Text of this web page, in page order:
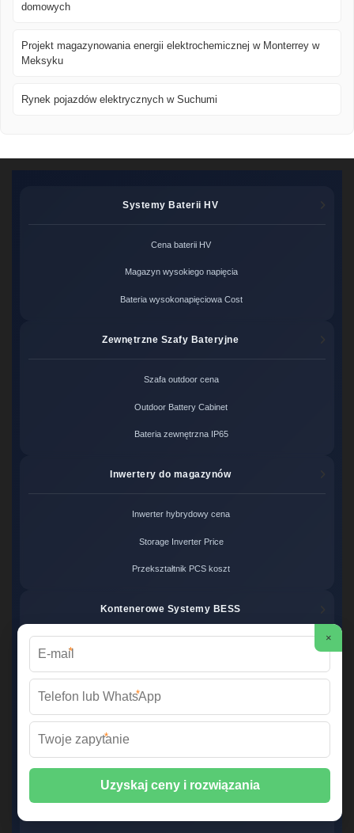
domowych
Projekt magazynowania energii elektrochemicznej w Monterrey w
Meksyku
Rynek pojazdów elektrycznych w Suchumi
Systemy Baterii HV
Cena baterii HV
Magazyn wysokiego napięcia
Bateria wysokonapięciowa Cost
Zewnętrzne Szafy Bateryjne
Szafa outdoor cena
Outdoor Battery Cabinet
Bateria zewnętrzna IP65
Inwertery do magazynów
Inwerter hybrydowy cena
Storage Inverter Price
Przekształtnik PCS koszt
Kontenerowe Systemy BESS
System BESS Price
Hurtownia Systemów OZE
Hurtowe ceny BESS
×
*
*
*